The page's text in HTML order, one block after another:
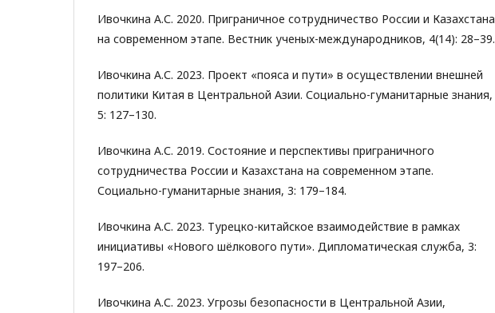
Ивочкина А.С. 2020. Приграничное сотрудничество России и Казахстана
на современном этапе. Вестник ученых-международников, 4(14): 28–39.
Ивочкина А.С. 2023. Проект «пояса и пути» в осуществлении внешней
политики Китая в Центральной Азии. Социально-гуманитарные знания,
5: 127–130.
Ивочкина А.С. 2019. Состояние и перспективы приграничного
сотрудничества России и Казахстана на современном этапе.
Социально-гуманитарные знания, 3: 179–184.
Ивочкина А.С. 2023. Турецко-китайское взаимодействие в рамках
инициативы «Нового шёлкового пути». Дипломатическая служба, 3:
197–206.
Ивочкина А.С. 2023. Угрозы безопасности в Центральной Азии,